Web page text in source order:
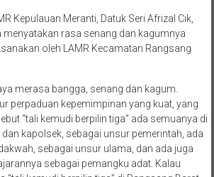
Kepulauan Meranti, Datuk Seri Afrizal Cik,
rasa senang dan kagumnya
oleh LAMR Kecamatan Rangsang
merasa bangga, senang dan kagum.
perpaduan kepemimpinan yang kuat, yang
“tali kemudi berpilin tiga” ada semuanya di
kapolsek, sebagai unsur pemerintah, ada
sebagai unsur ulama, dan ada juga
sebagai pemangku adat. Kalau